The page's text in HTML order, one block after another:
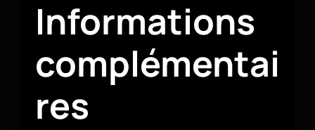
Informations
complémentai
res